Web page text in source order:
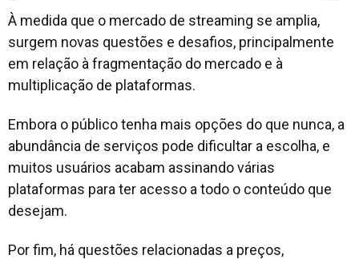
À medida que o mercado de streaming se amplia,
surgem novas questões e desafios, principalmente
em relação à fragmentação do mercado e à
multiplicação de plataformas.
Embora o público tenha mais opções do que nunca, a
abundância de serviços pode dificultar a escolha, e
muitos usuários acabam assinando várias
plataformas para ter acesso a todo o conteúdo que
desejam.
Por fim, há questões relacionadas a preços,